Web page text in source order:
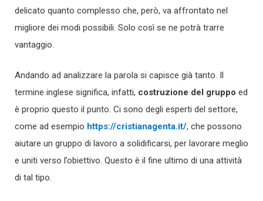
delicato quanto complesso che, però, va affrontato nel
migliore dei modi possibili. Solo così se ne potrà trarre
vantaggio.
Andando ad analizzare la parola si capisce già tanto. Il
termine inglese significa, infatti, costruzione del gruppo ed
è proprio questo il punto. Ci sono degli esperti del settore,
come ad esempio https://cristianagenta.it/, che possono
aiutare un gruppo di lavoro a solidificarsi, per lavorare meglio
e uniti verso l’obiettivo. Questo è il fine ultimo di una attività
di tal tipo.